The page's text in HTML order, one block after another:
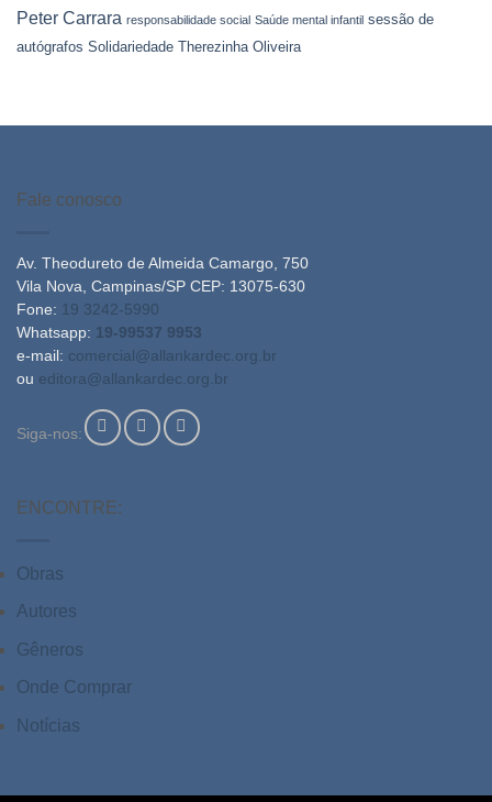
Peter Carrara responsabilidade social Saúde mental infantil sessão de
autógrafos Solidariedade Therezinha Oliveira
Fale conosco
Av. Theodureto de Almeida Camargo, 750
Vila Nova, Campinas/SP CEP: 13075-630
Fone: 19 3242-5990
Whatsapp: 19-99537 9953
e-mail: comercial@allankardec.org.br
ou editora@allankardec.org.br
Siga-nos:
ENCONTRE:
Obras
Autores
Gêneros
Onde Comprar
Notícias